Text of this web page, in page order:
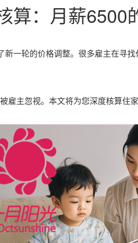
：月薪6500
一轮的价格调整。很多雇主在寻
雇主忽视。本文将为您深度核算住